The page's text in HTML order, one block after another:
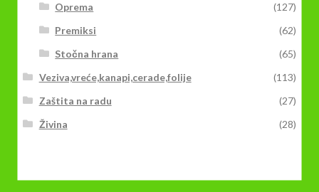
Oprema
(127)
Premiksi
(62)
Stočna hrana
(65)
Veziva,vreće,kanapi,cerade,folije
(113)
Zaštita na radu
(27)
Živina
(28)